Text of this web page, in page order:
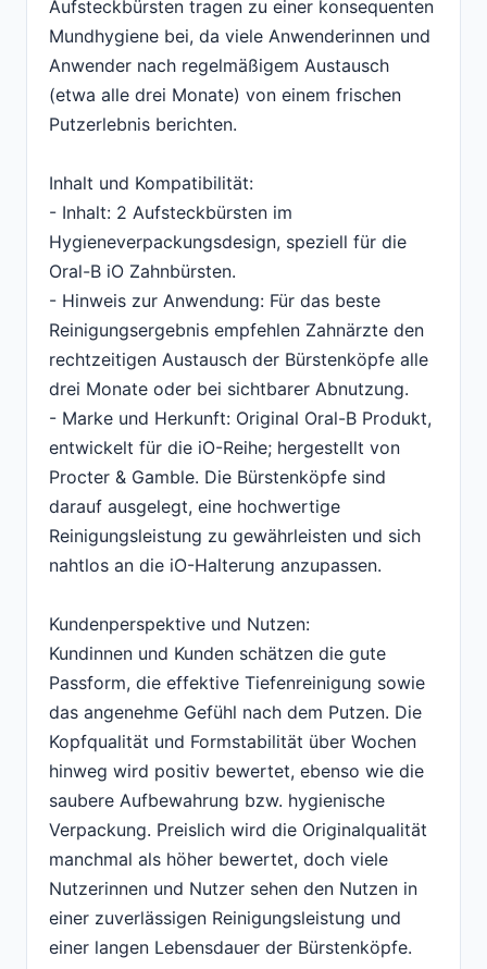
Aufsteckbürsten tragen zu einer konsequenten
Mundhygiene bei, da viele Anwenderinnen und
Anwender nach regelmäßigem Austausch
(etwa alle drei Monate) von einem frischen
Putzerlebnis berichten.
Inhalt und Kompatibilität:
- Inhalt: 2 Aufsteckbürsten im
Hygieneverpackungsdesign, speziell für die
Oral-B iO Zahnbürsten.
- Hinweis zur Anwendung: Für das beste
Reinigungsergebnis empfehlen Zahnärzte den
rechtzeitigen Austausch der Bürstenköpfe alle
drei Monate oder bei sichtbarer Abnutzung.
- Marke und Herkunft: Original Oral-B Produkt,
entwickelt für die iO-Reihe; hergestellt von
Procter & Gamble. Die Bürstenköpfe sind
darauf ausgelegt, eine hochwertige
Reinigungsleistung zu gewährleisten und sich
nahtlos an die iO-Halterung anzupassen.
Kundenperspektive und Nutzen:
Kundinnen und Kunden schätzen die gute
Passform, die effektive Tiefenreinigung sowie
das angenehme Gefühl nach dem Putzen. Die
Kopfqualität und Formstabilität über Wochen
hinweg wird positiv bewertet, ebenso wie die
saubere Aufbewahrung bzw. hygienische
Verpackung. Preislich wird die Originalqualität
manchmal als höher bewertet, doch viele
Nutzerinnen und Nutzer sehen den Nutzen in
einer zuverlässigen Reinigungsleistung und
einer langen Lebensdauer der Bürstenköpfe.